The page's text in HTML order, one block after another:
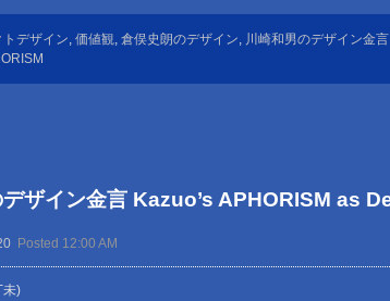
トデザイン 価値観 倉俣史朗のデザイン
川崎和男のデザイン金言
デザイン金言 Kazuo’s APHORISM as
Posted 12:00 AM
未)